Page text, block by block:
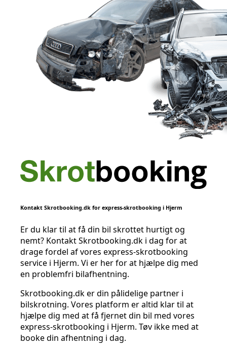
Kontakt Skrotbooking.dk for express-skrotbooking i Hjerm
Er du klar til at få din bil skrottet hurtigt og
nemt? Kontakt Skrotbooking.dk i dag for at
drage fordel af vores express-skrotbooking
service i Hjerm. Vi er her for at hjælpe dig med
en problemfri bilafhentning.
Skrotbooking.dk er din pålidelige partner i
bilskrotning. Vores platform er altid klar til at
hjælpe dig med at få fjernet din bil med vores
express-skrotbooking i Hjerm. Tøv ikke med at
booke din afhentning i dag.